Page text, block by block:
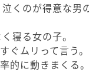
くのが得意な男
寝る女の子。
ムリって言う。
に動きまくる